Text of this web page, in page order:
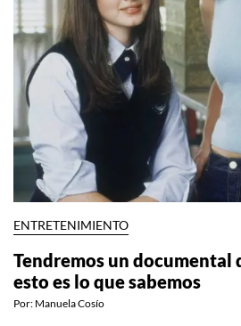
ENTRETENIMIENTO
Tendremos un documental
esto es lo que sabemos
Por: Manuela Cosío